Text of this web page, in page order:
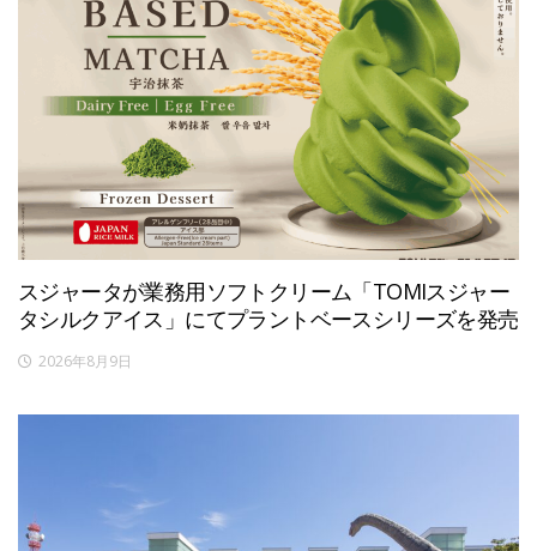
スジャータが業務用ソフトクリーム「TOMIスジャー
タシルクアイス」にてプラントベースシリーズを発売
2026年8月9日